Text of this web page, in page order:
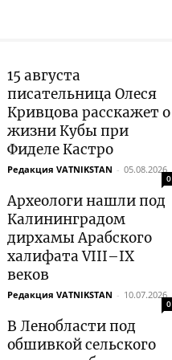
15 августа
писательница Олеся
Кривцова расскажет о
жизни Кубы при
Фиделе Кастро
Редакция VATNIKSTAN - 05.08.2026
0
Археологи нашли под
Калининградом
дирхамы Арабского
халифата VIII–IX
веков
Редакция VATNIKSTAN - 10.07.2026
0
В Ленобласти под
обшивкой сельского